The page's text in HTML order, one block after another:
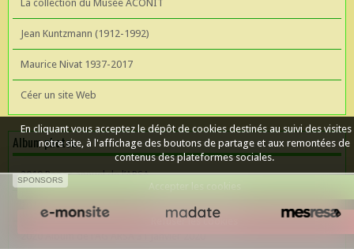
La collection du Musée ACONIT
Jean Kuntzmann (1912-1992)
Maurice Nivat 1937-2017
Céer un site Web
Album photos
2019 Repas annuel de l’ARSA
2019 Repas annuel Album ARSA
SPONSORS
En cliquant vous acceptez le dépôt de cookies destinés au suivi des visites
notre site, à l'affichage des boutons de partage et aux remontées de
contenus des plateformes sociales.
Accepter les cookies
Refuser les cookies